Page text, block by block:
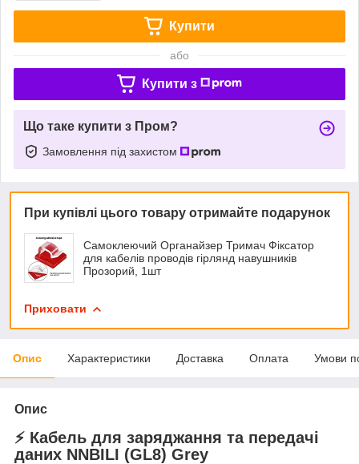
Купити
або
Купити з
Що таке купити з Пром?
Замовлення під захистом
При купівлі цього товару отримайте подарунок
Самоклеючий Органайзер Тримач Фіксатор
для кабелів проводів гірлянд навушників
Прозорий, 1шт
Приховати
Опис Характеристики Доставка Оплата Умови
Опис
⚡ Кабель для заряджання та передачі
даних NNBILI (GL8) Grey